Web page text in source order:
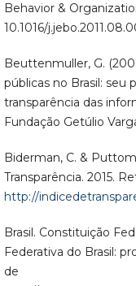
Behavior &
10.1016/
Beuttenmuller, G.
públicas no Brasil: seu
transparência das
Fundação Getúlio
Biderman, C. &
Transparência. 2015.
http://
Brasil. Constituição
Federativa do Brasil:
de